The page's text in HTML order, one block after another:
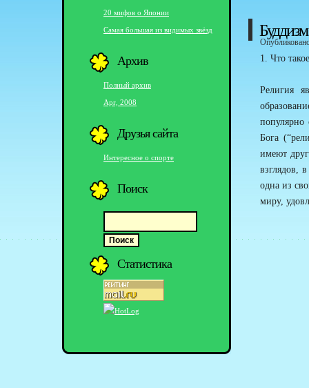
1. Что
Религия
популярно
Бога
имеют
взглядов,
одна из
миру,
20 мифов о Японии
Самая большая из видимых звёзд
Архив
Полный архив
Apr, 2008
Друзья сайта
Интересное о спорте
Поиск
Статистика